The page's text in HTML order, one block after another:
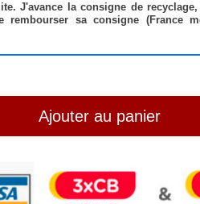
J'avance la consigne de
sa consigne (France
Ajouter au panier